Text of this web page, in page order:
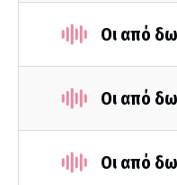
Οι από
Οι από
Οι από